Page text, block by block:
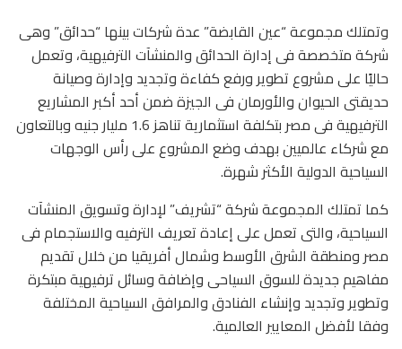
وتمتلك مجموعة “عين القابضة” عدة شركات بينها “حدائق” وهى
شركة متخصصة فى إدارة الحدائق والمنشآت الترفيهية، وتعمل
حاليًا على مشروع تطوير ورفع كفاءة وتجديد وإدارة وصيانة
حديقتى الحيوان والأورمان فى الجيزة ضمن أحد أكبر المشاريع
الترفيهية فى مصر بتكلفة استثمارية تناهز 1.6 مليار جنيه وبالتعاون
مع شركاء عالميين بهدف وضع المشروع على رأس الوجهات
السياحية الدولية الأكثر شهرة.
كما تمتلك المجموعة شركة “تشريف” لإدارة وتسويق المنشآت
السياحية، والتى تعمل على إعادة تعريف الترفيه والاستجمام فى
مصر ومنطقة الشرق الأوسط وشمال أفريقيا من خلال تقديم
مفاهيم جديدة للسوق السياحى وإضافة وسائل ترفيهية مبتكرة
وتطوير وتجديد وإنشاء الفنادق والمرافق السياحية المختلفة
وفقا لأفضل المعايير العالمية.